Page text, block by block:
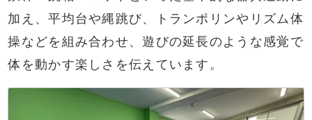
加え、平均台や縄跳び、トランポリンやリズム体
操などを組み合わせ、遊びの延長のような感覚で
体を動かす楽しさを伝えています。